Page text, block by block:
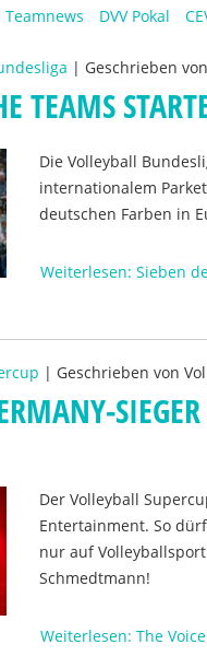
Teamnews DVV Pokal
| Geschrieben von
TEAMS
Die Volleyball
internationalem
deutschen Farben in
Weiterlesen: Sieben
| Geschrieben von
Der Volleyball
Entertainment. So
nur auf
Schmedtmann!
Weiterlesen: The